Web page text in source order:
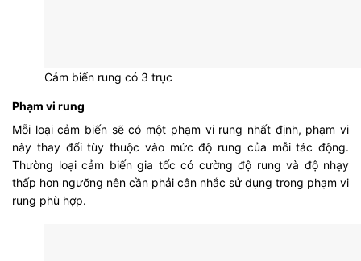
Cảm biến rung có 3 trục
Phạm vi rung
Mỗi loại cảm biến sẽ có một phạm vi rung nhất định, phạm vi
này thay đổi tùy thuộc vào mức độ rung của mỗi tác động.
Thường loại cảm biến gia tốc có cường độ rung và độ nhạy
thấp hơn ngưỡng nên cần phải cân nhắc sử dụng trong phạm vi
rung phù hợp.